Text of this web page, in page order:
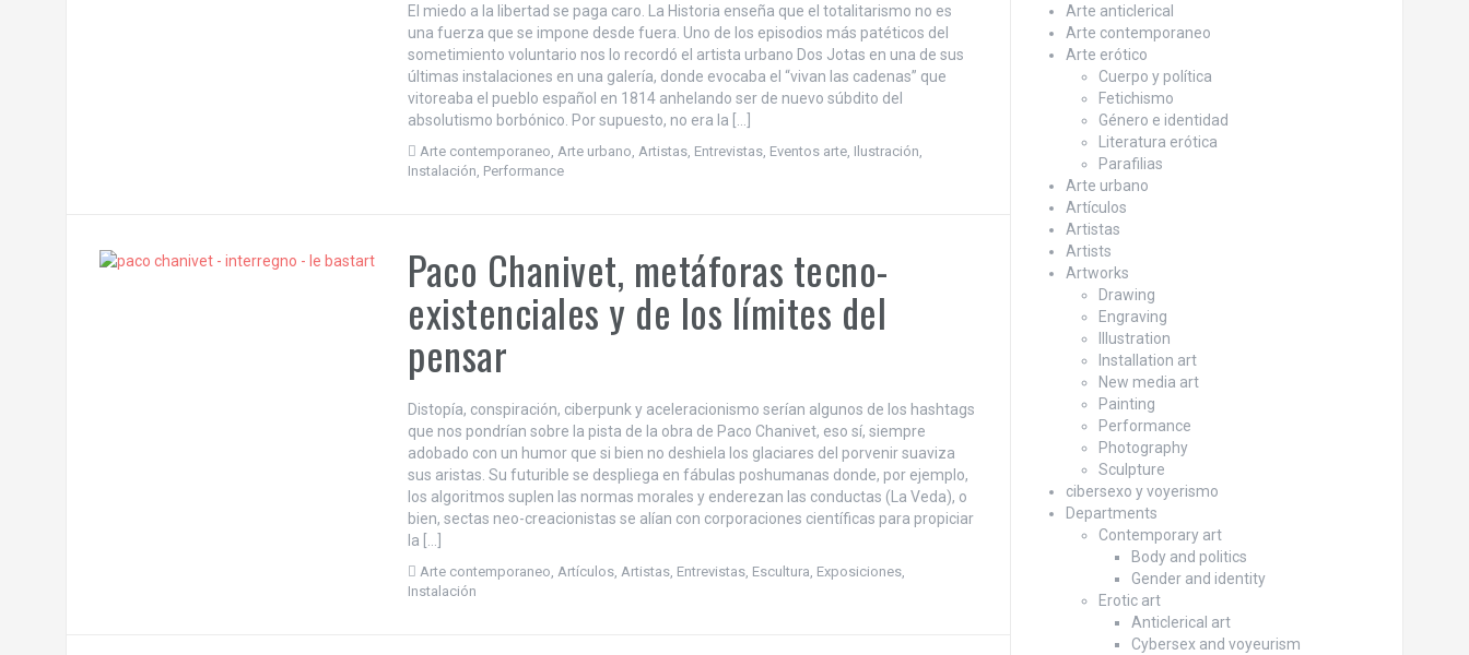
El miedo a la libertad se paga caro. La Historia enseña que el totalitarismo no es
una fuerza que se impone desde fuera. Uno de los episodios más patéticos del
sometimiento voluntario nos lo recordó el artista urbano Dos Jotas en una de sus
últimas instalaciones en una galería, donde evocaba el “vivan las cadenas” que
vitoreaba el pueblo español en 1814 anhelando ser de nuevo súbdito del
absolutismo borbónico. Por supuesto, no era la […]
Arte contemporaneo,Arte urbano,Artistas, Entrevistas, Eventos arte, Ilustración,
Instalación, Performance
Paco Chanivet, metáforas tecno-
existenciales y de los límites del
pensar
Distopía, conspiración, ciberpunk y aceleracionismo serían algunos de los hashtags
que nos pondrían sobre la pista de la obra de Paco Chanivet, eso sí, siempre
adobado con un humor que si bien no deshiela los glaciares del porvenir suaviza
sus aristas. Su futurible se despliega en fábulas poshumanas donde, por ejemplo,
los algoritmos suplen las normas morales y enderezan las conductas (La Veda), o
bien, sectas neo-creacionistas se alían con corporaciones científicas para propiciar
la […]
Arte contemporaneo,Artículos,Artistas, Entrevistas, Escultura, Exposiciones,
Instalación
Arte anticlerical
Arte contemporaneo
Arte erótico
Cuerpo y política
Fetichismo
Género e identidad
Literatura erótica
Parafilias
Arte urbano
Artículos
Artistas
Artists
Artworks
Drawing
Engraving
Illustration
Installation art
New media art
Painting
Performance
Photography
Sculpture
cibersexo y voyerismo
Departments
Contemporary art
Body and politics
Gender and identity
Erotic art
Anticlerical art
Cybersex and voyeurism